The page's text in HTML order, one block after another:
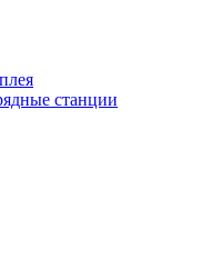
станции